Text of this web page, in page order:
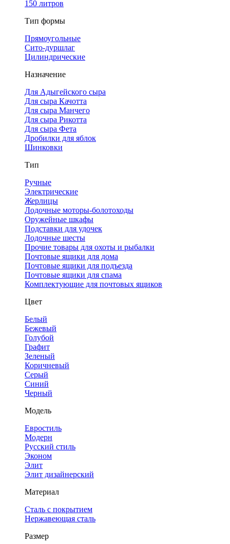
150 литров
Тип формы
Прямоугольные
Сито-дуршлаг
Цилиндрические
Назначение
Для Адыгейского сыра
Для сыра Качотта
Для сыра Манчего
Для сыра Рикотта
Для сыра Фета
Дробилки для яблок
Шинковки
Тип
Ручные
Электрические
Жерлицы
Лодочные моторы-болотоходы
Оружейные шкафы
Подставки для удочек
Лодочные шесты
Прочие товары для охоты и рыбалки
Почтовые ящики для дома
Почтовые ящики для подъезда
Почтовые ящики для спама
Комплектующие для почтовых ящиков
Цвет
Белый
Бежевый
Голубой
Графит
Зеленый
Коричневый
Серый
Синий
Черный
Модель
Евростиль
Модерн
Русский стиль
Эконом
Элит
Элит дизайнерский
Материал
Сталь с покрытием
Нержавеющая сталь
Размер